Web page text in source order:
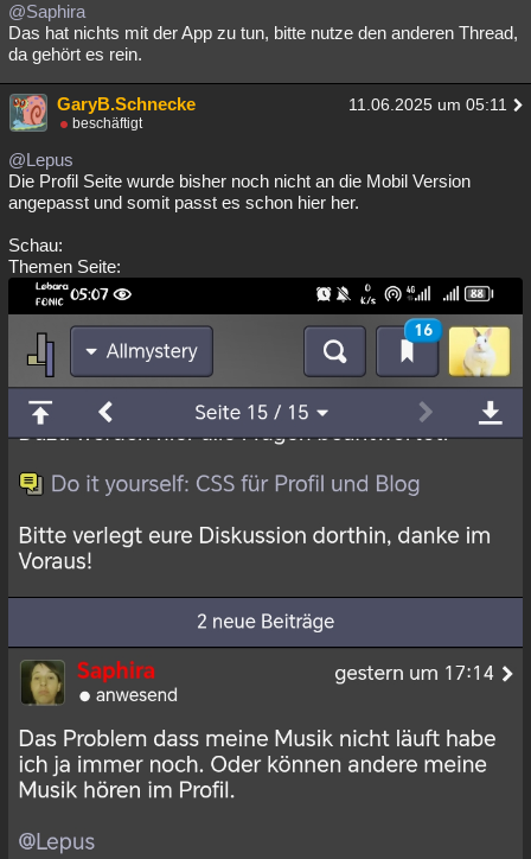
@Saphira
Das hat nichts mit der App zu tun, bitte nutze den anderen Thread,
da gehört es rein.
GaryB.Schnecke 11.06.2025 um 05:11
beschäftigt
@Lepus
Die Profil Seite wurde bisher noch nicht an die Mobil Version
angepasst und somit passt es schon hier her.
Schau:
Themen Seite: